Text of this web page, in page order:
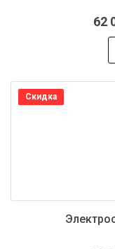
62
Скидка